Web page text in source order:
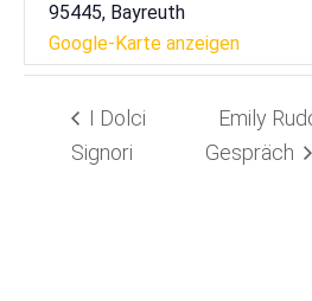
95445, Bayreuth
Google-Karte anzeigen
I Dolci
Signori
Emily
Gespräch